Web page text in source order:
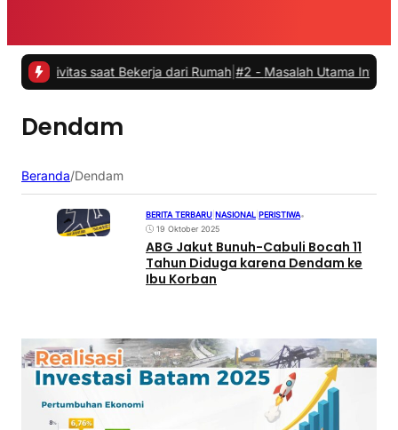
saat Bekerja dari Rumah|#2 -Masalah Utama Infrastruktur
Dendam
Beranda/Dendam
BERITA TERBARU NASIONAL PERISTIWA•
19 Oktober 2025
ABG Jakut Bunuh-Cabuli Bocah 11
Tahun Diduga karena Dendam ke
Ibu Korban